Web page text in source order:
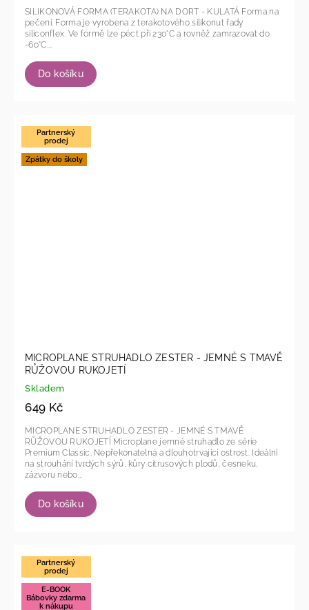
Do košíku
SILIKONOVÁ FORMA (TERAKOTA) NA DORT - KULATÁ Forma na
pečení. Forma je vyrobena z terakotového silikonut řady
siliconflex. Ve formě lze péct při 230°C a rovněž zamrazovat do
-60°C....
Partnerský
prodej
Zpátky do školy
MICROPLANE STRUHADLO ZESTER - JEMNÉ S TMAVĚ
RŮŽOVOU RUKOJETÍ
Skladem
649 Kč
Do košíku
MICROPLANE STRUHADLO ZESTER - JEMNÉ S TMAVĚ
RŮŽOVOU RUKOJETÍ Microplane jemné struhadlo ze série
Premium Classic. Nepřekonatelná a dlouhotrvající ostrost. Ideální
na strouhání tvrdých sýrů, kůry citrusových plodů, česneku,
zázvoru nebo...
Partnerský
prodej
E-BOOK
Bábovky zdarma
k nákupu